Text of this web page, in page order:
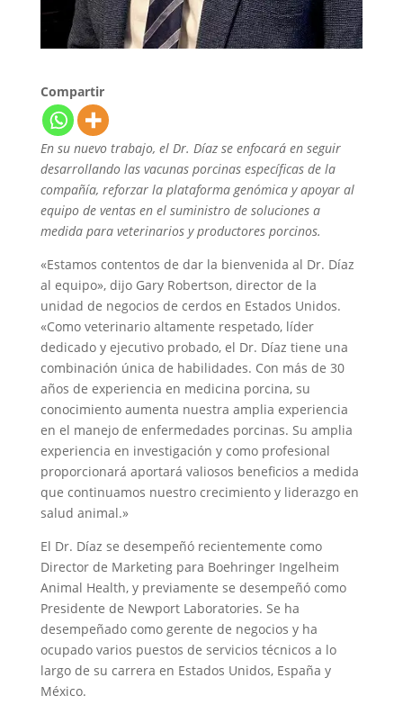
Compartir
En su nuevo trabajo, el Dr. Díaz se enfocará en seguir
desarrollando las vacunas porcinas específicas de la
compañía, reforzar la plataforma genómica y apoyar al
equipo de ventas en el suministro de soluciones a
medida para veterinarios y productores porcinos.
«Estamos contentos de dar la bienvenida al Dr. Díaz
al equipo», dijo Gary Robertson, director de la
unidad de negocios de cerdos en Estados Unidos.
«Como veterinario altamente respetado, líder
dedicado y ejecutivo probado, el Dr. Díaz tiene una
combinación única de habilidades. Con más de 30
años de experiencia en medicina porcina, su
conocimiento aumenta nuestra amplia experiencia
en el manejo de enfermedades porcinas. Su amplia
experiencia en investigación y como profesional
proporcionará aportará valiosos beneficios a medida
que continuamos nuestro crecimiento y liderazgo en
salud animal.»
El Dr. Díaz se desempeñó recientemente como
Director de Marketing para Boehringer Ingelheim
Animal Health, y previamente se desempeñó como
Presidente de Newport Laboratories. Se ha
desempeñado como gerente de negocios y ha
ocupado varios puestos de servicios técnicos a lo
largo de su carrera en Estados Unidos, España y
México.